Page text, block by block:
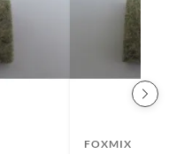
FOXMIX